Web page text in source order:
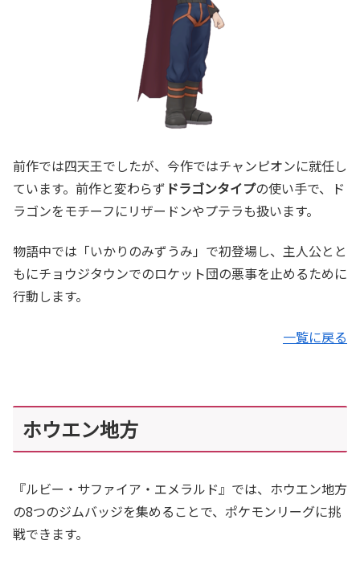
前作では四天王でしたが、今作ではチャンピオンに就任し
ています。前作と変わらず ドラゴンタイプの使い手で、ド
ラゴンをモチーフにリザードンやプテラも扱います。
物語中では「いかりのみずうみ」で初登場し、主人公とと
もにチョウジタウンでのロケット団の悪事を止めるために
行動します。
一覧に戻る
ホウエン地方
『ルビー・サファイア・エメラルド』では、ホウエン地方
の8つのジムバッジを集めることで、ポケモンリーグに挑
戦できます。